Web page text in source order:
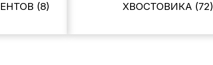
(8)
ХВОСТОВИКА (72)